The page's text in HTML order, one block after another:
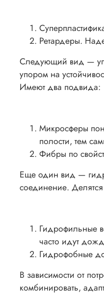
Ретардеры.
Следующий вид —
упором на
Имеют два подвида:
Микросферы
полости, тем
Фибры по
Еще один вид —
соединение.
Гидрофильные
часто идут
Гидрофобные
В зависимости от
комбинировать,